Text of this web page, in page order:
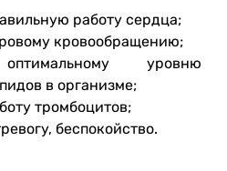
работу сердца;
кровообращению;
уровню
в организме;
тромбоцитов;
беспокойство.